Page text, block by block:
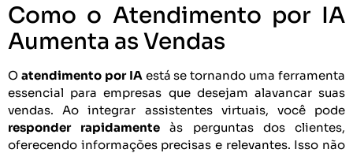
Como o Atendimento por IA
Aumenta as Vendas
O atendimento por IAestá se tornando uma ferramenta
essencial para empresas que desejam alavancar suas
vendas. Ao integrar assistentes virtuais, você pode
responder rapidamente às perguntas dos clientes,
oferecendo informações precisas e relevantes. Isso não